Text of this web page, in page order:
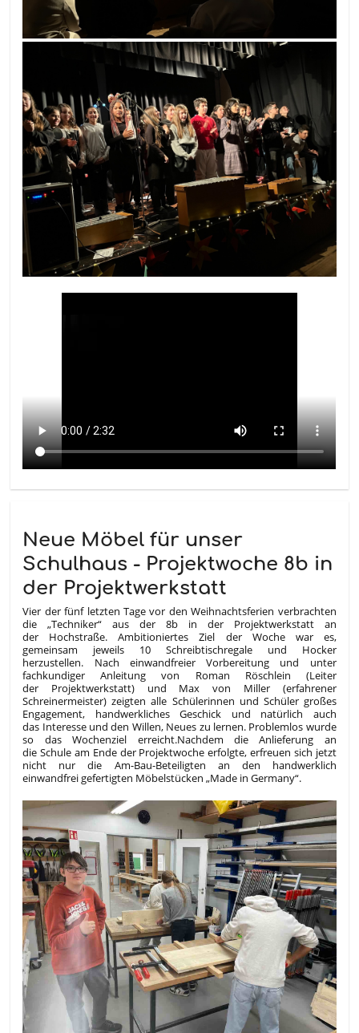
Neue Möbel für unser
Schulhaus - Projektwoche 8b in
der Projektwerkstatt
Vier der fünf letzten Tage vor den Weihnachtsferien verbrachten
die „Techniker“ aus der 8b in der Projektwerkstatt an
der Hochstraße.Ambitioniertes Ziel der Woche war es,
gemeinsam jeweils 10 Schreibtischregale und Hocker
herzustellen. Nach einwandfreier Vorbereitung und unter
fachkundiger Anleitung von Roman Röschlein (Leiter
der Projektwerkstatt) und Max von Miller (erfahrener
Schreinermeister) zeigten alle Schülerinnen und Schüler großes
Engagement, handwerkliches Geschick und natürlich auch
das Interesse und den Willen, Neues zu lernen. Problemlos wurde
so das Wochenziel erreicht.Nachdem die Anlieferung an
die Schule am Ende der Projektwoche erfolgte, erfreuen sich jetzt
nicht nur die Am-Bau-Beteiligten an den handwerklich
einwandfrei gefertigten Möbelstücken „Made in Germany“.